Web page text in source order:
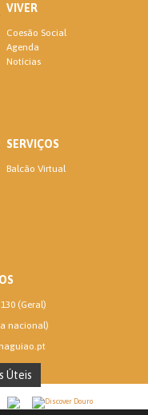
VIVER
Coesão Social
Agenda
Notícias
SERVIÇOS
Balcão Virtual
(Geral)
nacional)
Úteis